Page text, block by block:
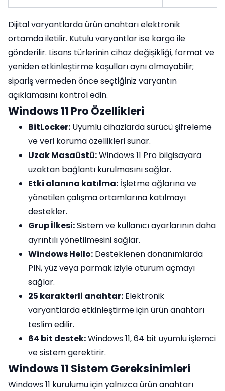
Dijital varyantlarda ürün anahtarı elektronik
ortamda iletilir. Kutulu varyantlar ise kargo ile
gönderilir. Lisans türlerinin cihaz değişikliği, format ve
yeniden etkinleştirme koşulları aynı olmayabilir;
sipariş vermeden önce seçtiğiniz varyantın
açıklamasını kontrol edin.
Windows 11 Pro Özellikleri
BitLocker: Uyumlu cihazlarda sürücü şifreleme
ve veri koruma özellikleri sunar.
Uzak Masaüstü:Windows 11 Pro bilgisayara
uzaktan bağlantı kurulmasını sağlar.
Etki alanına katılma: İşletme ağlarına ve
yönetilen çalışma ortamlarına katılmayı
destekler.
Grup İlkesi:Sistem ve kullanıcı ayarlarının daha
ayrıntılı yönetilmesini sağlar.
Windows Hello: Desteklenen donanımlarda
PIN, yüz veya parmak iziyle oturum açmayı
sağlar.
25 karakterli anahtar: Elektronik
varyantlarda etkinleştirme için ürün anahtarı
teslim edilir.
64 bit destek:Windows 11, 64 bit uyumlu işlemci
ve sistem gerektirir.
Windows 11 Sistem Gereksinimleri
Windows 11 kurulumu için yalnızca ürün anahtarı